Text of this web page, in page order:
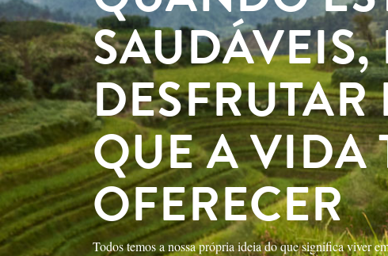
QUE A VIDA
OFERECER
Todos temos a nossa própria ideia do que significa viver